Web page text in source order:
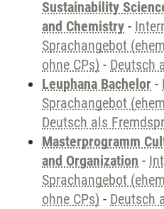
Sustainability
and Chemistry -
Sprachangebot
ohne CPs) - Deutsch
Leuphana Bachelor -
Sprachangebot
Deutsch als
Masterprogramm
and Organization -
Sprachangebot
ohne CPs) - Deutsch